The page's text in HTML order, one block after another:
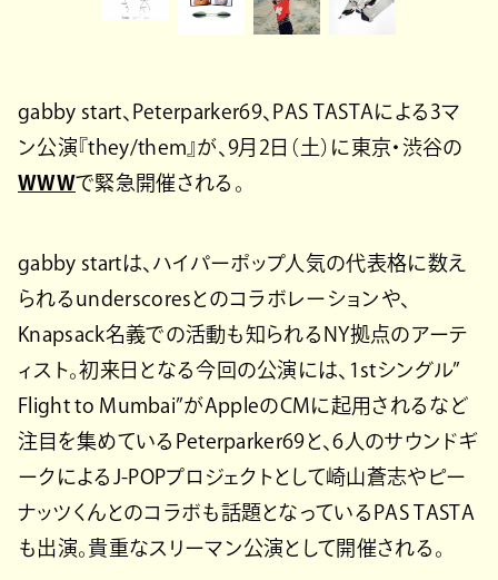
gabby start、Peterparker69、PAS TASTAによる3マ
ン公演『they/them』が、9月2日（土）に東京・渋谷の
WWWで緊急開催される。
gabby startは、ハイパーポップ人気の代表格に数え
られるunderscoresとのコラボレーションや、
Knapsack名義での活動も知られるNY拠点のアーテ
ィスト。初来日となる今回の公演には、1stシングル”
Flight to Mumbai”がAppleのCMに起用されるなど
注目を集めているPeterparker69と、6人のサウンドギ
ークによるJ-POPプロジェクトとして崎山蒼志やピー
ナッツくんとのコラボも話題となっているPAS TASTA
も出演。貴重なスリーマン公演として開催される。